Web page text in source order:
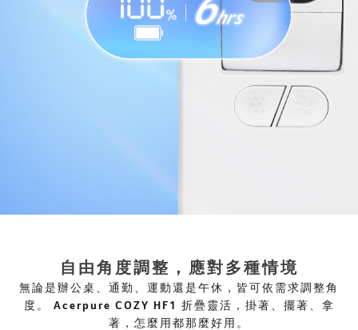
自由角度調整，應對多種情境
無論是辦公桌、通勤、運動還是午休，皆可依需求調整角
度。 Acerpure COZY HF1 折疊靈活，掛著、擺著、拿
著，怎麼用都那麼好用。